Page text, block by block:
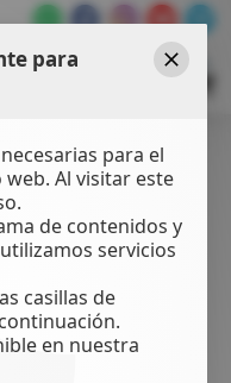
Cerrar
para
para el
Al visitar este
de contenidos y
servicios
casillas de
en nuestra